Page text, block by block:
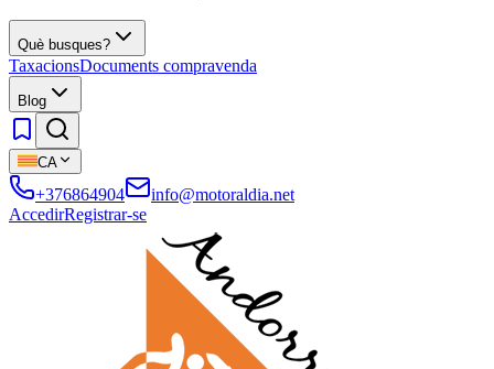
Què busques?
TaxacionsDocuments compravenda
Blog
CA
+376864904
info@motoraldia.net
AccedirRegistrar-se